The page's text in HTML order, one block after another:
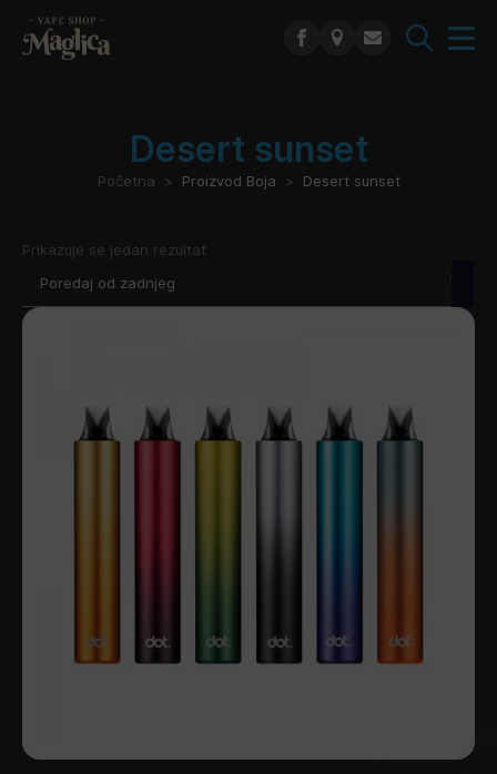
Desert sunset
Početna Proizvod Boja Desert sunset
Prikazuje se jedan rezultat